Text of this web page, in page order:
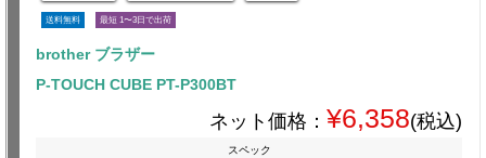
送料無料 最短 1〜3日で出荷
brother ブラザー
P-TOUCH CUBE PT-P300BT
ネット価格： ¥6,358(税込)
スペック